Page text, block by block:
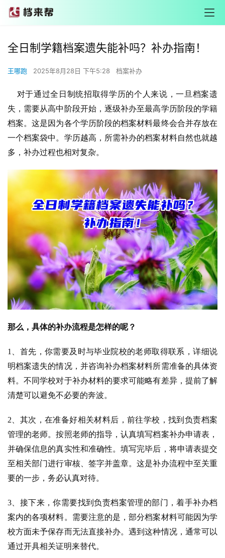
全日制学籍档案遗失能补吗？补办指南！
王哪跑 2025年8月28日 下午5:28 档案补办
对于通过全日制统招取得学历的个人来说，一旦档案遗
失，需要从高中阶段开始，逐级补办至最高学历阶段的学籍
档案。这是因为各个学历阶段的档案材料最终会合并存放在
一个档案袋中。学历越高，所需补办的档案材料自然也就越
多，补办过程也相对复杂。
那么，具体的补办流程是怎样的呢？
1、首先，你需要及时与毕业院校的老师取得联系，详细说
明档案遗失的情况，并咨询补办档案材料所需准备的具体资
料。不同学校对于补办材料的要求可能略有差异，提前了解
清楚可以避免不必要的奔波。
2、 其次，在准备好相关材料后，前往学校，找到负责档案
管理的老师。按照老师的指导，认真填写档案补办申请表，
并确保信息的真实性和准确性。填写完毕后，将申请表提交
至相关部门进行审核、签字并盖章。这是补办流程中至关重
要的一步，务必认真对待。
3、接下来，你需要找到负责档案管理的部门，着手补办档
案内的各项材料。需要注意的是，部分档案材料可能因为学
校方面未予保存而无法直接补办。遇到这种情况，通常可以
通过开具相关证明来替代。